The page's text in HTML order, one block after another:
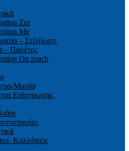
Zer
Me
– Στίλβωση
– Παλέτες
On touch
Μασίφ
Επίστρωσης.
Κολλήσεις